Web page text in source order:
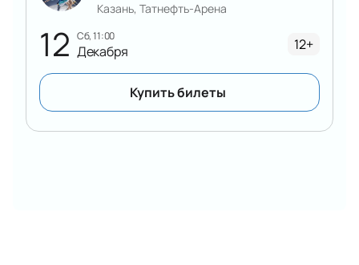
12 сб, 11:00
Декабря
Казань, Татнефть-Арена
12+
Купить билеты